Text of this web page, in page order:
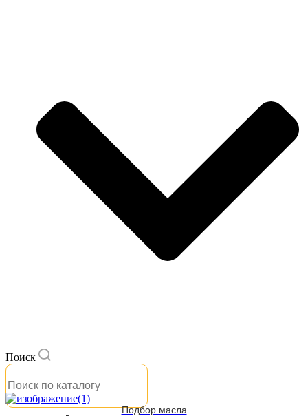
Поиск
Подбор масла